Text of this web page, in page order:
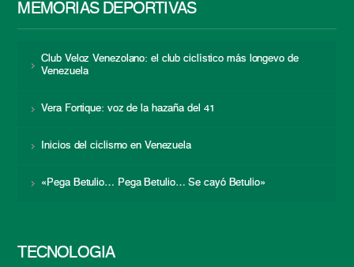
MEMORIAS DEPORTIVAS
Club Veloz Venezolano: el club ciclístico más longevo de
Venezuela
Vera Fortique: voz de la hazaña del 41
Inicios del ciclismo en Venezuela
«Pega Betulio… Pega Betulio… Se cayó Betulio»
TECNOLOGÍA